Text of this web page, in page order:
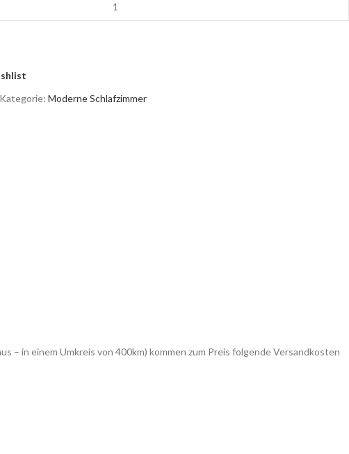
Kategorie: Moderne Schlafzimmer
– in einem Umkreis von 400km) kommen zum Preis folgende Versandkosten